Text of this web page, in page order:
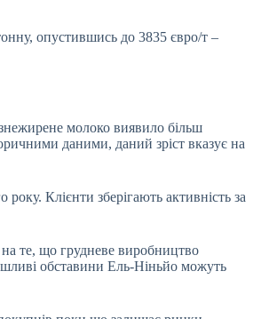
опустившись до 3835 євро/т –
молоко виявило більш
даними, даний зріст вказує на
Клієнти зберігають активність за
на те, що грудневе виробництво
обставини Ель-Ніньйо можуть